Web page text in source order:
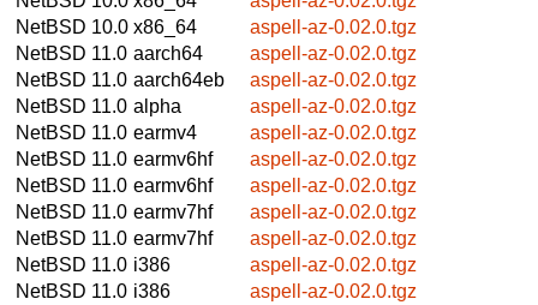
NetBSD 10.0 x86_64
aspell-az-0.02.0.tgz
NetBSD 11.0 aarch64
aspell-az-0.02.0.tgz
NetBSD 11.0 aarch64eb
aspell-az-0.02.0.tgz
NetBSD 11.0 alpha
aspell-az-0.02.0.tgz
NetBSD 11.0 earmv4
aspell-az-0.02.0.tgz
NetBSD 11.0 earmv6hf
aspell-az-0.02.0.tgz
NetBSD 11.0 earmv6hf
aspell-az-0.02.0.tgz
NetBSD 11.0 earmv7hf
aspell-az-0.02.0.tgz
NetBSD 11.0 earmv7hf
aspell-az-0.02.0.tgz
NetBSD 11.0 i386
aspell-az-0.02.0.tgz
NetBSD 11.0 i386
aspell-az-0.02.0.tgz